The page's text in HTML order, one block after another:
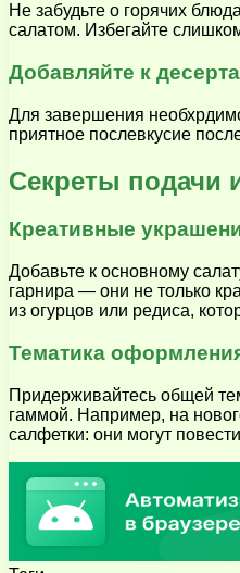
Не забудьте о горячих
салатом. Избегайте
Добавляйте к
Для завершения
приятное послевкусие
Секреты подачи
Креативные
Добавьте к основному
гарнира — они не только
из огурцов или редиса,
Тематика
Придерживайтесь общей
гаммой. Например, на
салфетки: они могут